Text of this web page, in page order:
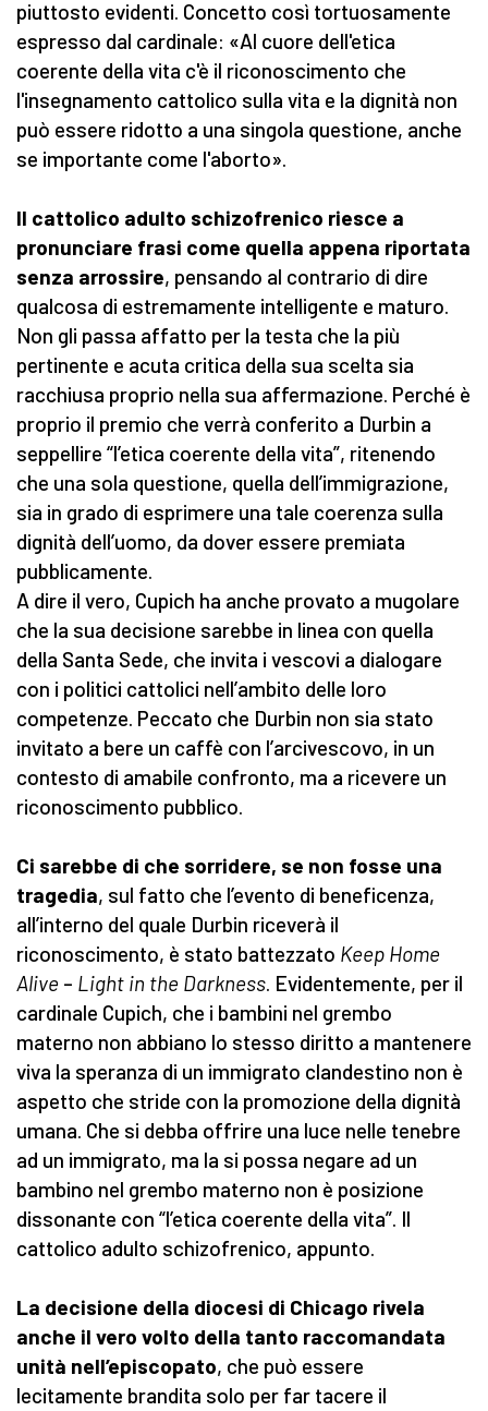
piuttosto evidenti. Concetto così tortuosamente
espresso dal cardinale: «Al cuore dell'etica
coerente della vita c'è il riconoscimento che
l'insegnamento cattolico sulla vita e la dignità non
può essere ridotto a una singola questione, anche
se importante come l'aborto».
Il cattolico adulto schizofrenico riesce a
pronunciare frasi come quella appena riportata
senza arrossire, pensando al contrario di dire
qualcosa di estremamente intelligente e maturo.
Non gli passa affatto per la testa che la più
pertinente e acuta critica della sua scelta sia
racchiusa proprio nella sua affermazione. Perché è
proprio il premio che verrà conferito a Durbin a
seppellire “l’etica coerente della vita”, ritenendo
che una sola questione, quella dell’immigrazione,
sia in grado di esprimere una tale coerenza sulla
dignità dell’uomo, da dover essere premiata
pubblicamente.
A dire il vero, Cupich ha anche provato a mugolare
che la sua decisione sarebbe in linea con quella
della Santa Sede, che invita i vescovi a dialogare
con i politici cattolici nell’ambito delle loro
competenze. Peccato che Durbin non sia stato
invitato a bere un caffè con l’arcivescovo, in un
contesto di amabile confronto, ma a ricevere un
riconoscimento pubblico.
Ci sarebbe di che sorridere, se non fosse una
tragedia, sul fatto che l’evento di beneficenza,
all’interno del quale Durbin riceverà il
riconoscimento, è stato battezzato Keep Home
Alive – Light in the Darkness. Evidentemente, per il
cardinale Cupich, che i bambini nel grembo
materno non abbiano lo stesso diritto a mantenere
viva la speranza di un immigrato clandestino non è
aspetto che stride con la promozione della dignità
umana. Che si debba offrire una luce nelle tenebre
ad un immigrato, ma la si possa negare ad un
bambino nel grembo materno non è posizione
dissonante con “l’etica coerente della vita”. Il
cattolico adulto schizofrenico, appunto.
La decisione della diocesi di Chicago rivela
anche il vero volto della tanto raccomandata
unità nell’episcopato, che può essere
lecitamente brandita solo per far tacere il